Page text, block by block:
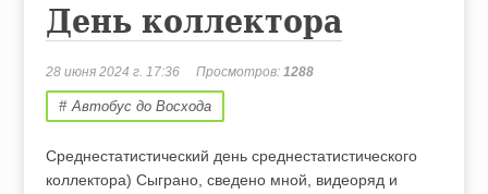
День коллектора
28 июня 2024 г. 17:36 Просмотров:1288
Автобус до Восхода
Среднестатистический день среднестатистического
коллектора) Сыграно, сведено мной, видеоряд и